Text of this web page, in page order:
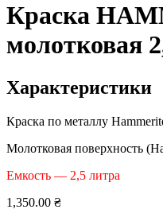
Краска
молотковая
Характеристики
Краска по металлу
Молотковая поверхность
Емкость — 2,5 литра
1,350.00 ₴